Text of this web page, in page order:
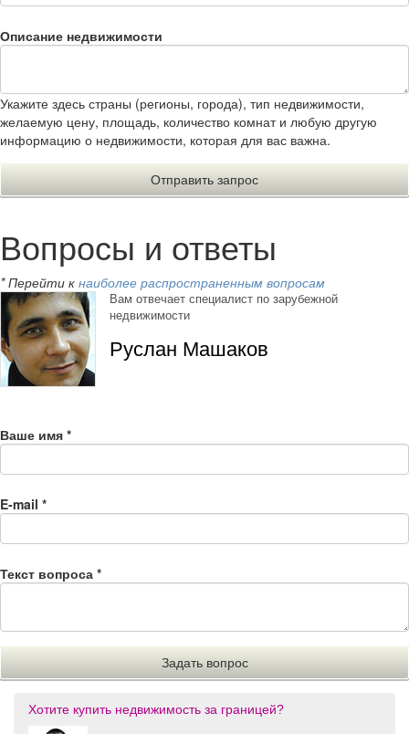
Описание недвижимости
Укажите здесь страны (регионы, города), тип недвижимости,
желаемую цену, площадь, количество комнат и любую другую
информацию о недвижимости, которая для вас важна.
Вопросы и ответы
* Перейти к наиболее распространенным вопросам
Вам отвечает специалист по зарубежной
недвижимости
Руслан Машаков
Ваше имя *
E-mail *
Текст вопроса *
Хотите купить недвижимость за границей?